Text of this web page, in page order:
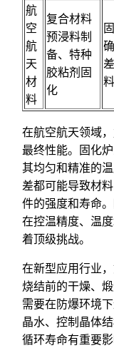
航
空
航
天
材
料
复合材料
预浸料制
备、特种
胶粘剂固
化
在航空航天领域
最终性能。固化
其均匀和精准的
差都可能导致材
件的强度和寿命
在控温精度、温
着顶级挑战。
在新型应用行业
烧结前的干燥、
需要在防爆环境
晶水、控制晶体
循环寿命有重要影